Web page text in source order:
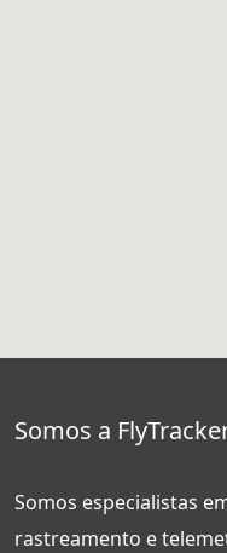
Somos a
Somos especialistas
rastreamento e